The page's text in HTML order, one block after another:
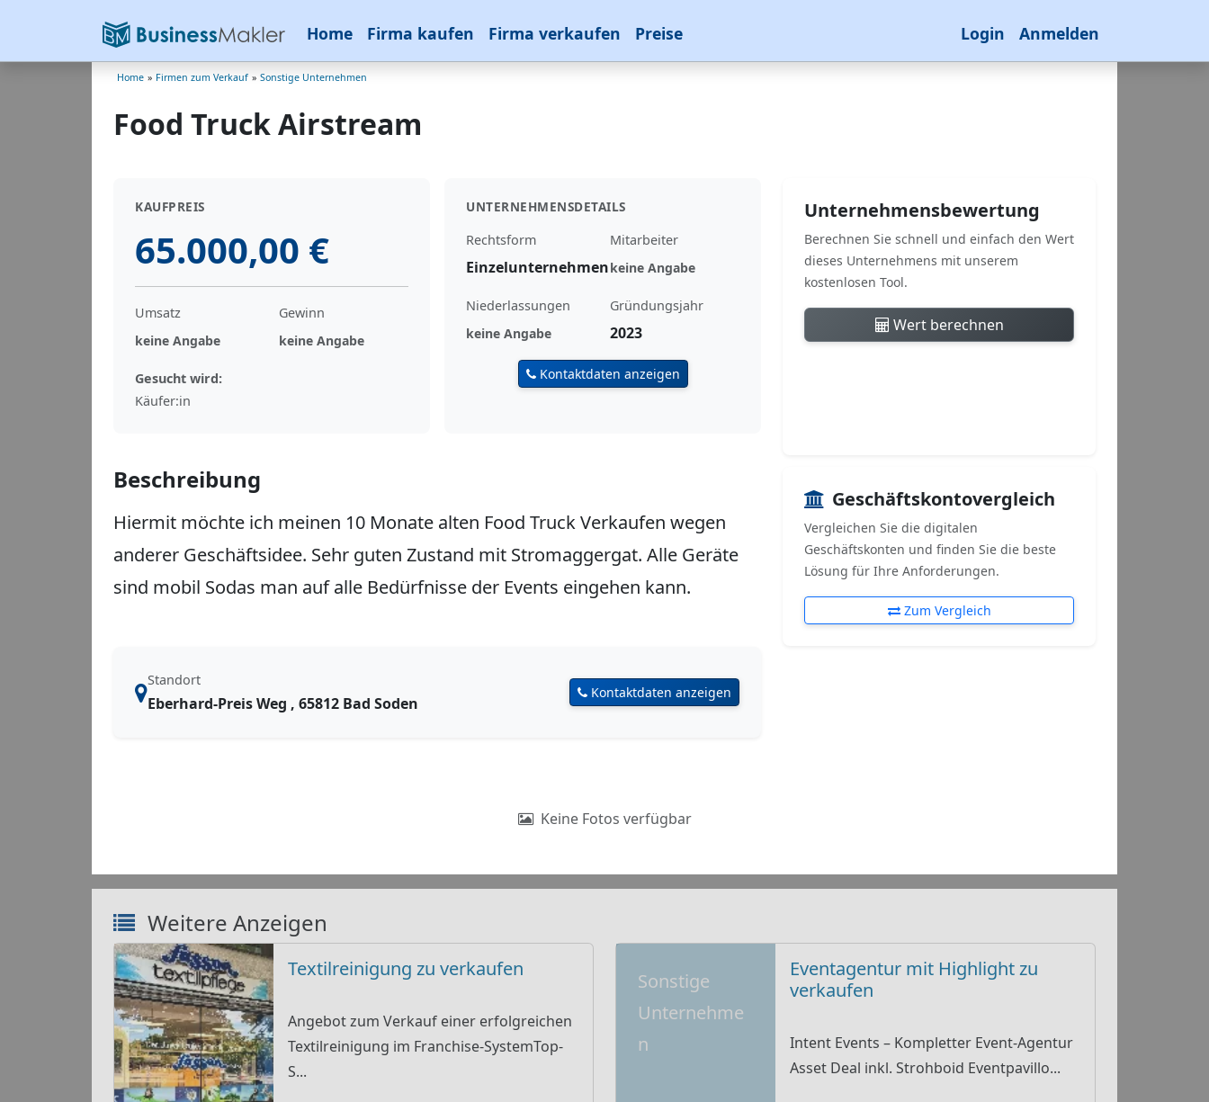
Home Firma kaufen Firma verkaufen Preise Login Anmelden
Home » Firmen zum Verkauf » Sonstige Unternehmen
Food Truck Airstream
KAUFPREIS
65.000,00 €
Umsatz
keine Angabe
Gewinn
keine Angabe
Gesucht wird:
Käufer:in
UNTERNEHMENSDETAILS
Rechtsform
Einzelunternehmen
Mitarbeiter
keine Angabe
Niederlassungen
keine Angabe
Gründungsjahr
2023
Kontaktdaten anzeigen
Unternehmensbewertung
Berechnen Sie schnell und einfach den Wert
dieses Unternehmens mit unserem
kostenlosen Tool.
Wert berechnen
Beschreibung
Hiermit möchte ich meinen 10 Monate alten Food Truck Verkaufen wegen
anderer Geschäftsidee. Sehr guten Zustand mit Stromaggergat. Alle Geräte
sind mobil Sodas man auf alle Bedürfnisse der Events eingehen kann.
Standort
Eberhard-Preis Weg , 65812 Bad Soden
Kontaktdaten anzeigen
Geschäftskontovergleich
Vergleichen Sie die digitalen
Geschäftskonten und finden Sie die beste
Lösung für Ihre Anforderungen.
Zum Vergleich
Keine Fotos verfügbar
Weitere Anzeigen
Textilreinigung zu verkaufen
Angebot zum Verkauf einer erfolgreichen
Textilreinigung im Franchise-SystemTop-
S...
Sonstige
Unternehme
n
Eventagentur mit Highlight zu
verkaufen
Intent Events – Kompletter Event-Agentur
Asset Deal inkl. Strohboid Eventpavillo...